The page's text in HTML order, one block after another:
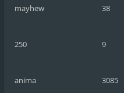
mayhew 38
250 9
anima 3085